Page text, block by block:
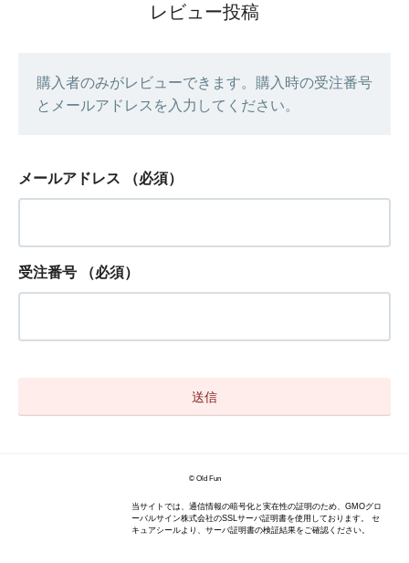
レビュー投稿
購入者のみがレビューできます。購入時の受注番号
とメールアドレスを入力してください。
メールアドレス （必須）
受注番号 （必須）
© Old Fun
当サイトでは、通信情報の暗号化と実在性の証明のため、GMOグロ
ーバルサイン株式会社のSSLサーバ証明書を使用しております。 セ
キュアシールより、サーバ証明書の検証結果をご確認ください。